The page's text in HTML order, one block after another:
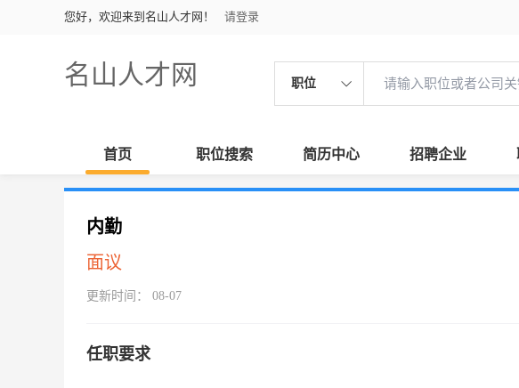
您好，欢迎来到名山人才网！ 请登录
名山人才网 职位
首页 职位搜索 简历中心 招聘企业
内勤
面议
更新时间： 08-07
任职要求